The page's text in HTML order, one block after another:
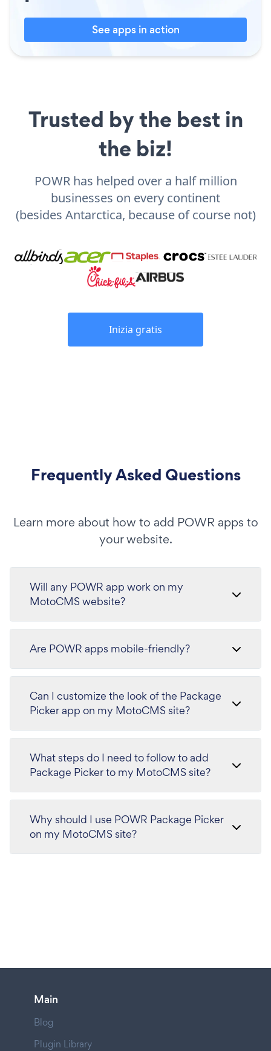
See apps in action
Trusted by the best in
the biz!
POWR has helped over a half million
businesses on every continent
(besides Antarctica, because of course not)
Inizia gratis
Frequently Asked Questions
Learn more about how to add POWR apps to
your website.
Will any POWR app work on my
MotoCMS website?
Are POWR apps mobile-friendly?
Can I customize the look of the Package
Picker app on my MotoCMS site?
What steps do I need to follow to add
Package Picker to my MotoCMS site?
Why should I use POWR Package Picker
on my MotoCMS site?
Main
Blog
Plugin Library